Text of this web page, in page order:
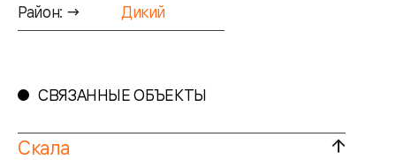
Район: →
Дикий
СВЯЗАННЫЕ ОБЪЕКТЫ
Скала